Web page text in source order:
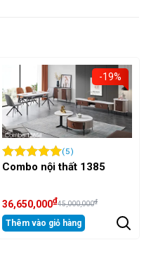
-19%
(5)
Combo nội thất 721
32,300,000₫40,000,000
Thêm vào giỏ hàng